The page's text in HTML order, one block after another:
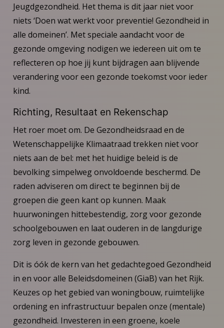
Jeugdgezondheid. Het thema is dit jaar niet voor
niets ‘Doen wat werkt voor preventie! Gezondheid in
alle domeinen’. Met speciale aandacht voor de
gezonde omgeving nodigen we iedereen uit om te
reflecteren op hoe jij kunt bijdragen aan blijvende
verandering voor een gezonde toekomst voor ieder
kind.
Richting, Resultaat en Rekenschap
Het roer moet om. De Gezondheidsraad en de
Wetenschappelijke Klimaatraad trekken niet voor
niets aan de bel: met het huidige beleid is de
bevolking simpelweg onvoldoende beschermd. De
raden adviseren om direct te beginnen bij de
groepen die geen kant op kunnen. Maak
huurwoningen hittebestendig, zorg voor gezonde
schoolgebouwen en laat ouderen in de langdurige
zorg leven in gezonde gebouwen.
Dit is óók de kern van het gedachtegoed Gezondheid
in en voor alle Beleidsdomeinen (GiaB) van het Rijk.
Keuzes op het gebied van woningbouw, ruimtelijke
ordening en infrastructuur bepalen onze (mentale)
gezondheid. Investeren in een groene, koele